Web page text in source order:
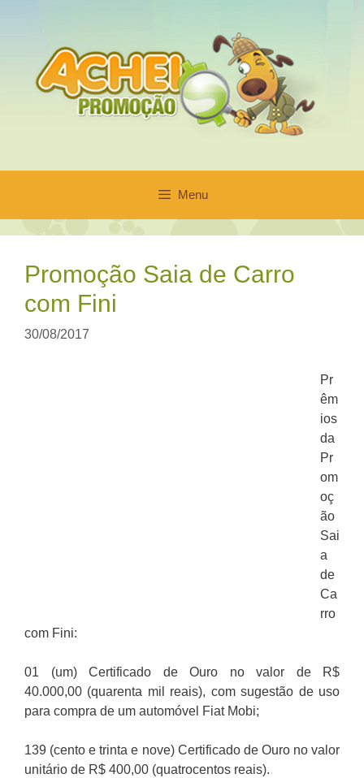
conteúdo
Menu
Promoção Saia de Carro
com Fini
30/08/2017
Pr
êm
ios
da
Pr
om
oç
ão
Sai
a
de
Ca
rro
com Fini:
01 (um) Certificado de Ouro no valor de R$
40.000,00 (quarenta mil reais), com sugestão de uso
para compra de um automóvel Fiat Mobi;
139 (cento e trinta e nove) Certificado de Ouro no valor
unitário de R$ 400,00 (quatrocentos reais).